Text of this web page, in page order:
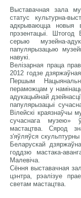
Выставачная зала
статус культурна-
адкрываюцца новыя
прэзентацыі. Штогод
серыю музейна-
папулярызацыю
навукі.
Велізарная праца
2012 годзе
Першым
пераможцам у
адукацыйнай
папулярызацыі
Вілейскі краязнаўчы
сучаснага музею»
мастацтва. Сярод
з'яўляўся
Беларускай
годдзю мастака-
Малевіча.
Сёння выставачная
цэнтра, рэалізуе
светам мастацтва.